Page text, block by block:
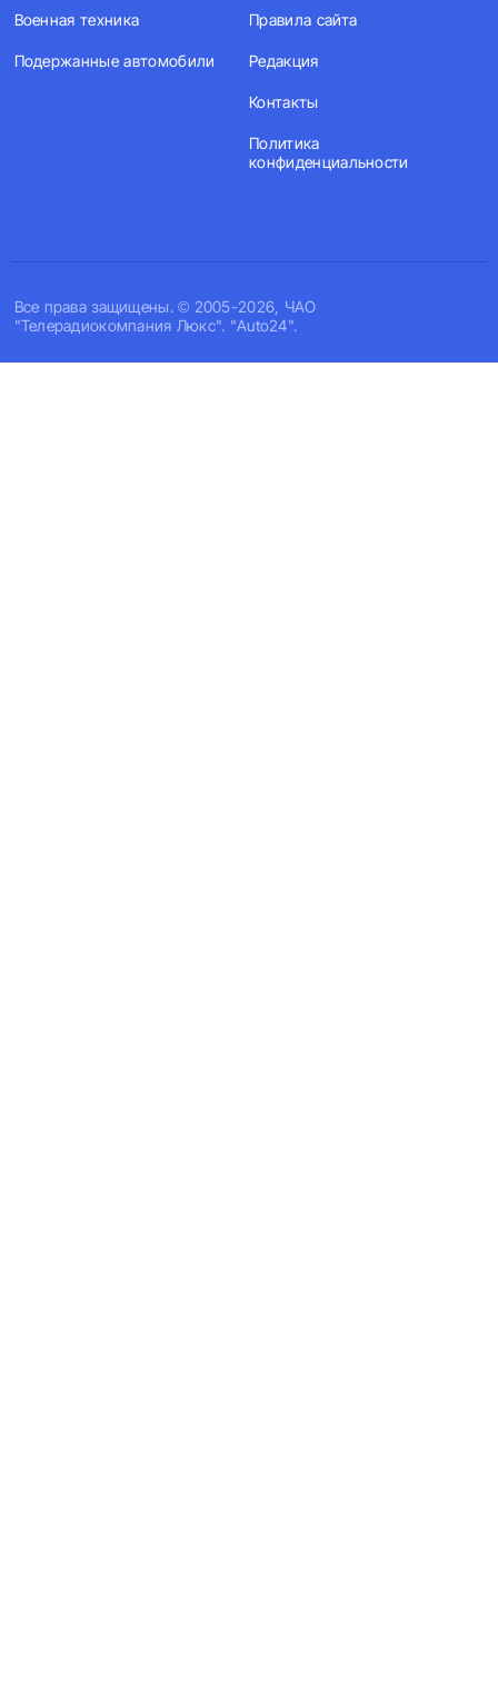
Все права защищены. © 2005-2026, ЧАО
"Телерадиокомпания Люкс". "Auto24".
Военная техника
Подержанные автомобили
Правила сайта
Редакция
Контакты
Политика
конфиденциальности